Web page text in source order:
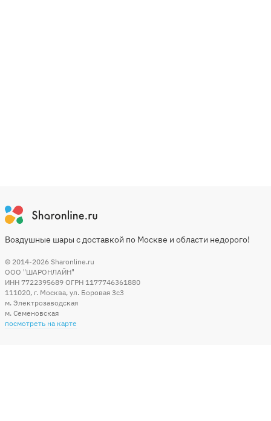
Воздушные шары с доставкой по Москве и области недорого!
© 2014-2026 Sharonline.ru
ООО "ШАРОНЛАЙН"
ИНН 7722395689 ОГРН 1177746361880
111020, г. Москва, ул. Боровая 3c3
м. Электрозаводская
м. Семеновская
посмотреть на карте